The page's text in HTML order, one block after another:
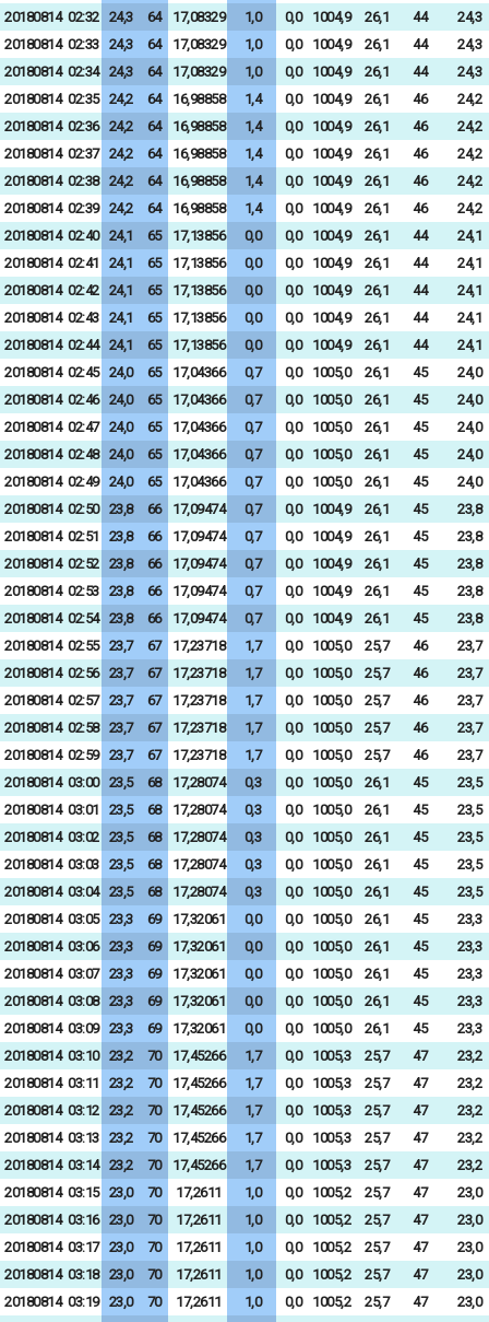
20180814 02:32 24,3 64 17,08329 1,0 0,0 1004,9 26,1 44
24,3
20180814 02:33 24,3 64 17,08329 1,0 0,0 1004,9 26,1 44
24,3
20180814 02:34 24,3 64 17,08329 1,0 0,0 1004,9 26,1 44
24,3
20180814 02:35 24,2 64 16,98858 1,4 0,0 1004,9 26,1 46
24,2
20180814 02:36 24,2 64 16,98858 1,4 0,0 1004,9 26,1 46
24,2
20180814 02:37 24,2 64 16,98858 1,4 0,0 1004,9 26,1 46
24,2
20180814 02:38 24,2 64 16,98858 1,4 0,0 1004,9 26,1 46
24,2
20180814 02:39 24,2 64 16,98858 1,4 0,0 1004,9 26,1 46
24,2
20180814 02:40 24,1 65 17,13856 0,0 0,0 1004,9 26,1 44
24,1
20180814 02:41 24,1 65 17,13856 0,0 0,0 1004,9 26,1 44
24,1
20180814 02:42 24,1 65 17,13856 0,0 0,0 1004,9 26,1 44
24,1
20180814 02:43 24,1 65 17,13856 0,0 0,0 1004,9 26,1 44
24,1
20180814 02:44 24,1 65 17,13856 0,0 0,0 1004,9 26,1 44
24,1
20180814 02:45 24,0 65 17,04366 0,7 0,0 1005,0 26,1 45
24,0
20180814 02:46 24,0 65 17,04366 0,7 0,0 1005,0 26,1 45
24,0
20180814 02:47 24,0 65 17,04366 0,7 0,0 1005,0 26,1 45
24,0
20180814 02:48 24,0 65 17,04366 0,7 0,0 1005,0 26,1 45
24,0
20180814 02:49 24,0 65 17,04366 0,7 0,0 1005,0 26,1 45
24,0
20180814 02:50 23,8 66 17,09474 0,7 0,0 1004,9 26,1 45
23,8
20180814 02:51 23,8 66 17,09474 0,7 0,0 1004,9 26,1 45
23,8
20180814 02:52 23,8 66 17,09474 0,7 0,0 1004,9 26,1 45
23,8
20180814 02:53 23,8 66 17,09474 0,7 0,0 1004,9 26,1 45
23,8
20180814 02:54 23,8 66 17,09474 0,7 0,0 1004,9 26,1 45
23,8
20180814 02:55 23,7 67 17,23718 1,7 0,0 1005,0 25,7 46
23,7
20180814 02:56 23,7 67 17,23718 1,7 0,0 1005,0 25,7 46
23,7
20180814 02:57 23,7 67 17,23718 1,7 0,0 1005,0 25,7 46
23,7
20180814 02:58 23,7 67 17,23718 1,7 0,0 1005,0 25,7 46
23,7
20180814 02:59 23,7 67 17,23718 1,7 0,0 1005,0 25,7 46
23,7
20180814 03:00 23,5 68 17,28074 0,3 0,0 1005,0 26,1 45
23,5
20180814 03:01 23,5 68 17,28074 0,3 0,0 1005,0 26,1 45
23,5
20180814 03:02 23,5 68 17,28074 0,3 0,0 1005,0 26,1 45
23,5
20180814 03:03 23,5 68 17,28074 0,3 0,0 1005,0 26,1 45
23,5
20180814 03:04 23,5 68 17,28074 0,3 0,0 1005,0 26,1 45
23,5
20180814 03:05 23,3 69 17,32061 0,0 0,0 1005,0 26,1 45
23,3
20180814 03:06 23,3 69 17,32061 0,0 0,0 1005,0 26,1 45
23,3
20180814 03:07 23,3 69 17,32061 0,0 0,0 1005,0 26,1 45
23,3
20180814 03:08 23,3 69 17,32061 0,0 0,0 1005,0 26,1 45
23,3
20180814 03:09 23,3 69 17,32061 0,0 0,0 1005,0 26,1 45
23,3
20180814 03:10 23,2 70 17,45266 1,7 0,0 1005,3 25,7 47
23,2
20180814 03:11 23,2 70 17,45266 1,7 0,0 1005,3 25,7 47
23,2
20180814 03:12 23,2 70 17,45266 1,7 0,0 1005,3 25,7 47
23,2
20180814 03:13 23,2 70 17,45266 1,7 0,0 1005,3 25,7 47
23,2
20180814 03:14 23,2 70 17,45266 1,7 0,0 1005,3 25,7 47
23,2
20180814 03:15 23,0 70 17,2611 1,0 0,0 1005,2 25,7 47
23,0
20180814 03:16 23,0 70 17,2611 1,0 0,0 1005,2 25,7 47
23,0
20180814 03:17 23,0 70 17,2611 1,0 0,0 1005,2 25,7 47
23,0
20180814 03:18 23,0 70 17,2611 1,0 0,0 1005,2 25,7 47
23,0
20180814 03:19 23,0 70 17,2611 1,0 0,0 1005,2 25,7 47
23,0